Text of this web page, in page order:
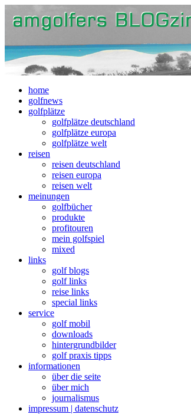
home
golfnews
golfplätze
golfplätze deutschland
golfplätze europa
golfplätze welt
reisen
reisen deutschland
reisen europa
reisen welt
meinungen
golfbücher
produkte
profitouren
mein golfspiel
mixed
links
golf blogs
golf links
reise links
special links
service
golf mobil
downloads
hintergrundbilder
golf praxis tipps
informationen
über die seite
über mich
journalismus
impressum | datenschutz